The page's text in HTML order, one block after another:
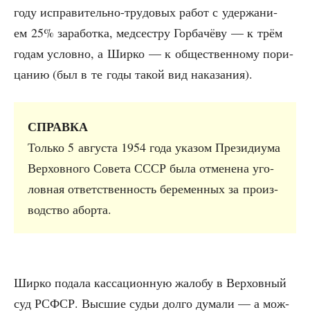
году испра­ви­тель­но-тру­до­вых работ с удер­жа­ни­
ем 25% зара­бот­ка, мед­сест­ру Гор­ба­чё­ву — к трём
годам услов­но, а Шир­ко — к обще­ствен­но­му пори­
ца­нию (был в те годы такой вид наказания).
СПРАВКА
Толь­ко 5 авгу­ста 1954 года ука­зом Пре­зи­ди­у­ма
Вер­хов­но­го Сове­та СССР была отме­не­на уго­
лов­ная ответ­ствен­ность бере­мен­ных за про­из­
вод­ство аборта.
Шир­ко пода­ла кас­са­ци­он­ную жало­бу в Вер­хов­ный
суд РСФСР. Выс­шие судьи дол­го дума­ли — а мож­